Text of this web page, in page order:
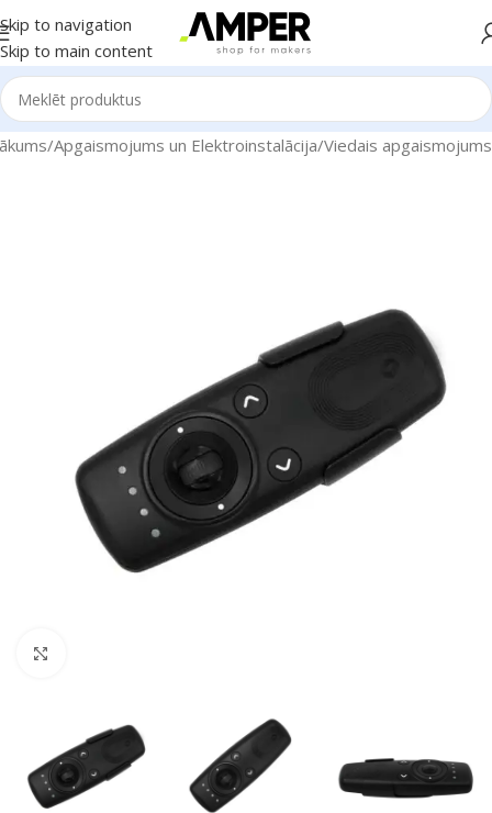
Skip to navigation
Skip to main content
/Apgaismojums un Elektroinstalācija/Viedais apgaismojums